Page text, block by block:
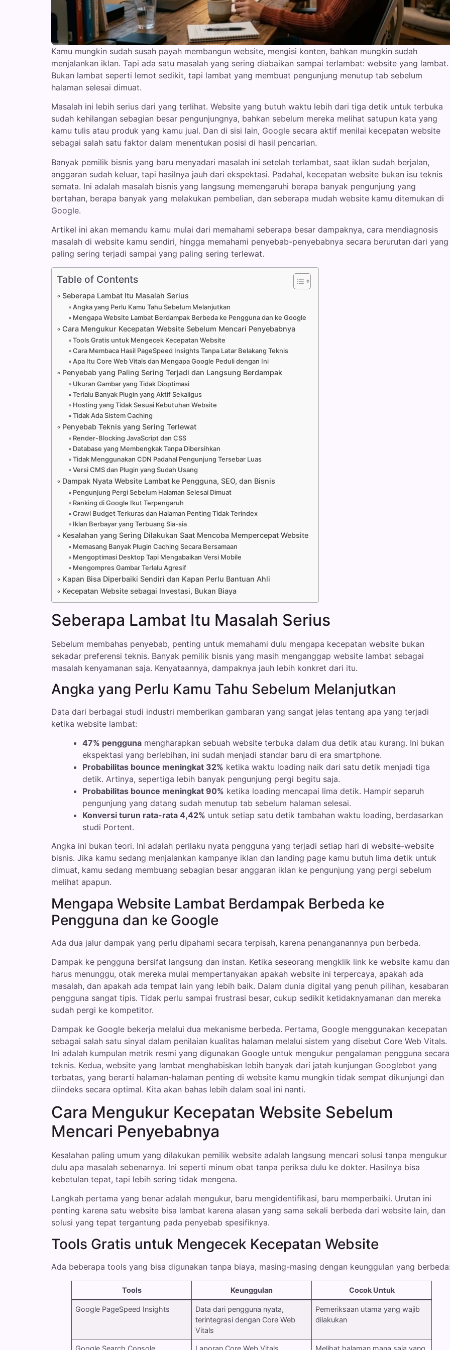
Kamu mungkin sudah susah payah membangun website, mengisi konten, bahkan mungkin sudah
menjalankan iklan. Tapi ada satu masalah yang sering diabaikan sampai terlambat: website yang lambat.
Bukan lambat seperti lemot sedikit, tapi lambat yang membuat pengunjung menutup tab sebelum
halaman selesai dimuat.
Masalah ini lebih serius dari yang terlihat. Website yang butuh waktu lebih dari tiga detik untuk terbuka
sudah kehilangan sebagian besar pengunjungnya, bahkan sebelum mereka melihat satupun kata yang
kamu tulis atau produk yang kamu jual. Dan di sisi lain, Google secara aktif menilai kecepatan website
sebagai salah satu faktor dalam menentukan posisi di hasil pencarian.
Banyak pemilik bisnis yang baru menyadari masalah ini setelah terlambat, saat iklan sudah berjalan,
anggaran sudah keluar, tapi hasilnya jauh dari ekspektasi. Padahal, kecepatan website bukan isu teknis
semata. Ini adalah masalah bisnis yang langsung memengaruhi berapa banyak pengunjung yang
bertahan, berapa banyak yang melakukan pembelian, dan seberapa mudah website kamu ditemukan di
Google.
Artikel ini akan memandu kamu mulai dari memahami seberapa besar dampaknya, cara mendiagnosis
masalah di website kamu sendiri, hingga memahami penyebab-penyebabnya secara berurutan dari yang
paling sering terjadi sampai yang paling sering terlewat.
Table of Contents
Seberapa Lambat Itu Masalah Serius
Angka yang Perlu Kamu Tahu Sebelum Melanjutkan
Mengapa Website Lambat Berdampak Berbeda ke Pengguna dan ke Google
Cara Mengukur Kecepatan Website Sebelum Mencari Penyebabnya
Tools Gratis untuk Mengecek Kecepatan Website
Cara Membaca Hasil PageSpeed Insights Tanpa Latar Belakang Teknis
Apa Itu Core Web Vitals dan Mengapa Google Peduli dengan Ini
Penyebab yang Paling Sering Terjadi dan Langsung Berdampak
Ukuran Gambar yang Tidak Dioptimasi
Terlalu Banyak Plugin yang Aktif Sekaligus
Hosting yang Tidak Sesuai Kebutuhan Website
Tidak Ada Sistem Caching
Penyebab Teknis yang Sering Terlewat
Render-Blocking JavaScript dan CSS
Database yang Membengkak Tanpa Dibersihkan
Tidak Menggunakan CDN Padahal Pengunjung Tersebar Luas
Versi CMS dan Plugin yang Sudah Usang
Dampak Nyata Website Lambat ke Pengguna, SEO, dan Bisnis
Pengunjung Pergi Sebelum Halaman Selesai Dimuat
Ranking di Google Ikut Terpengaruh
Crawl Budget Terkuras dan Halaman Penting Tidak Terindex
Iklan Berbayar yang Terbuang Sia-sia
Kesalahan yang Sering Dilakukan Saat Mencoba Mempercepat Website
Memasang Banyak Plugin Caching Secara Bersamaan
Mengoptimasi Desktop Tapi Mengabaikan Versi Mobile
Mengompres Gambar Terlalu Agresif
Kapan Bisa Diperbaiki Sendiri dan Kapan Perlu Bantuan Ahli
Kecepatan Website sebagai Investasi, Bukan Biaya
Seberapa Lambat Itu Masalah Serius
Sebelum membahas penyebab, penting untuk memahami dulu mengapa kecepatan website bukan
sekadar preferensi teknis. Banyak pemilik bisnis yang masih menganggap website lambat sebagai
masalah kenyamanan saja. Kenyataannya, dampaknya jauh lebih konkret dari itu.
Angka yang Perlu Kamu Tahu Sebelum Melanjutkan
Data dari berbagai studi industri memberikan gambaran yang sangat jelas tentang apa yang terjadi
ketika website lambat:
47% pengguna mengharapkan sebuah website terbuka dalam dua detik atau kurang. Ini bukan
ekspektasi yang berlebihan, ini sudah menjadi standar baru di era smartphone.
Probabilitas bounce meningkat 32% ketika waktu loading naik dari satu detik menjadi tiga
detik. Artinya, sepertiga lebih banyak pengunjung pergi begitu saja.
Probabilitas bounce meningkat 90% ketika loading mencapai lima detik. Hampir separuh
pengunjung yang datang sudah menutup tab sebelum halaman selesai.
Konversi turun rata-rata 4,42% untuk setiap satu detik tambahan waktu loading, berdasarkan
studi Portent.
Angka ini bukan teori. Ini adalah perilaku nyata pengguna yang terjadi setiap hari di website-website
bisnis. Jika kamu sedang menjalankan kampanye iklan dan landing page kamu butuh lima detik untuk
dimuat, kamu sedang membuang sebagian besar anggaran iklan ke pengunjung yang pergi sebelum
melihat apapun.
Mengapa Website Lambat Berdampak Berbeda ke
Pengguna dan ke Google
Ada dua jalur dampak yang perlu dipahami secara terpisah, karena penanganannya pun berbeda.
Dampak ke pengguna bersifat langsung dan instan. Ketika seseorang mengklik link ke website kamu dan
harus menunggu, otak mereka mulai mempertanyakan apakah website ini terpercaya, apakah ada
masalah, dan apakah ada tempat lain yang lebih baik. Dalam dunia digital yang penuh pilihan, kesabaran
pengguna sangat tipis. Tidak perlu sampai frustrasi besar, cukup sedikit ketidaknyamanan dan mereka
sudah pergi ke kompetitor.
Dampak ke Google bekerja melalui dua mekanisme berbeda. Pertama, Google menggunakan kecepatan
sebagai salah satu sinyal dalam penilaian kualitas halaman melalui sistem yang disebut Core Web Vitals.
Ini adalah kumpulan metrik resmi yang digunakan Google untuk mengukur pengalaman pengguna secara
teknis. Kedua, website yang lambat menghabiskan lebih banyak dari jatah kunjungan Googlebot yang
terbatas, yang berarti halaman-halaman penting di website kamu mungkin tidak sempat dikunjungi dan
diindeks secara optimal. Kita akan bahas lebih dalam soal ini nanti.
Cara Mengukur Kecepatan Website Sebelum
Mencari Penyebabnya
Kesalahan paling umum yang dilakukan pemilik website adalah langsung mencari solusi tanpa mengukur
dulu apa masalah sebenarnya. Ini seperti minum obat tanpa periksa dulu ke dokter. Hasilnya bisa
kebetulan tepat, tapi lebih sering tidak mengena.
Langkah pertama yang benar adalah mengukur, baru mengidentifikasi, baru memperbaiki. Urutan ini
penting karena satu website bisa lambat karena alasan yang sama sekali berbeda dari website lain, dan
solusi yang tepat tergantung pada penyebab spesifiknya.
Tools Gratis untuk Mengecek Kecepatan Website
Ada beberapa tools yang bisa digunakan tanpa biaya, masing-masing dengan keunggulan yang
Tools Keunggulan Cocok Untuk
Google PageSpeed Insights
Data dari pengguna nyata,
terintegrasi dengan Core Web
Vitals
Pemeriksaan utama yang wajib
dilakukan
Google Search Console Laporan Core Web Vitals Melihat halaman mana saja yang